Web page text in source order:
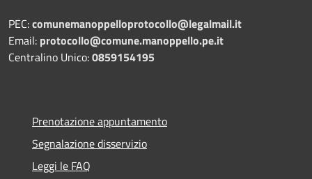
PEC:comunemanoppelloprotocollo@legalmail.it
Email: protocollo@comune.manoppello.pe.it
Centralino Unico:0859154195
Prenotazione appuntamento
Segnalazione disservizio
Leggi le FAQ